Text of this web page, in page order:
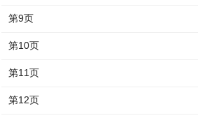
第9页
第10页
第11页
第12页